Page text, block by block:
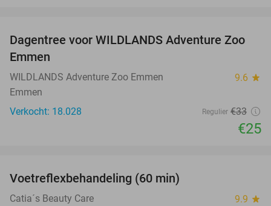
24%
Dagentree voor WILDLANDS Adventure Zoo
Emmen
WILDLANDS Adventure Zoo Emmen 9.6 star
Emmen
Verkocht: 18.028
Regulier €33
€25
Voetreflexbehandeling (60 min)
Catia´s Beauty Care 9.9 star